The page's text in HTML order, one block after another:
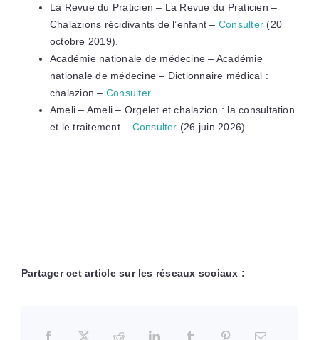
La Revue du Praticien – La Revue du Praticien –
Chalazions récidivants de l’enfant – Consulter (20
octobre 2019).
Académie nationale de médecine – Académie
nationale de médecine – Dictionnaire médical :
chalazion – Consulter.
Ameli – Ameli – Orgelet et chalazion : la consultation
et le traitement – Consulter (26 juin 2026).
Partager cet article sur les réseaux sociaux :